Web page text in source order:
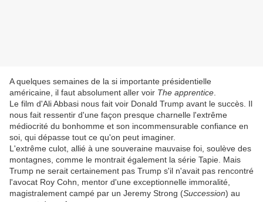
A quelques semaines de la si importante présidentielle
américaine, il faut absolument aller voir The apprentice
Le film d'Ali Abbasi nous fait voir Donald Trump avant le succès. Il
nous fait ressentir d'une façon presque charnelle l'extrême
médiocrité du bonhomme et son incommensurable confiance en
soi, qui dépasse tout ce qu'on peut imaginer.
L'extrême culot, allié à une souveraine mauvaise foi, soulève des
montagnes, comme le montrait également la série Tapie. Mais
Trump ne serait certainement pas Trump s'il n'avait pas rencontré
l'avocat Roy Cohn, mentor d'une exceptionnelle immoralité,
magistralement campé par un Jeremy Strong (Succession) au